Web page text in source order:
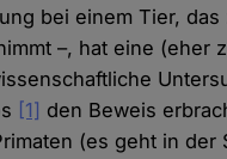
bei einem Tier, das
–, hat eine (eher
[1] den Beweis
(es geht in der